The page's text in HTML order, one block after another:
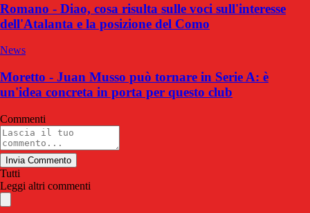
Romano - Diao, cosa risulta sulle voci sull'interesse
dell'Atalanta e la posizione del Como
News
Moretto - Juan Musso può tornare in Serie A: è
un'idea concreta in porta per questo club
Commenti
Invia Commento
Tutti
Leggi altri commenti